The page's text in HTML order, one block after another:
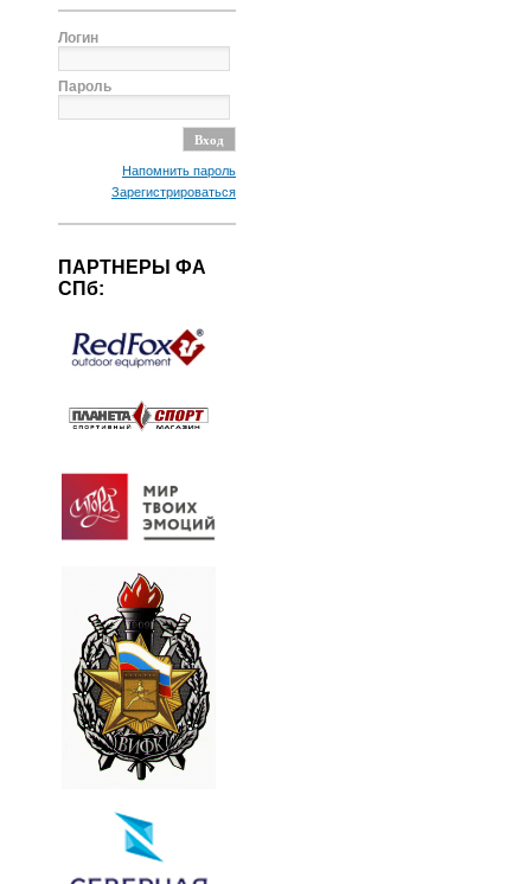
Логин
Пароль
Напомнить пароль
Зарегистрироваться
ПАРТНЕРЫ ФА
СПб: